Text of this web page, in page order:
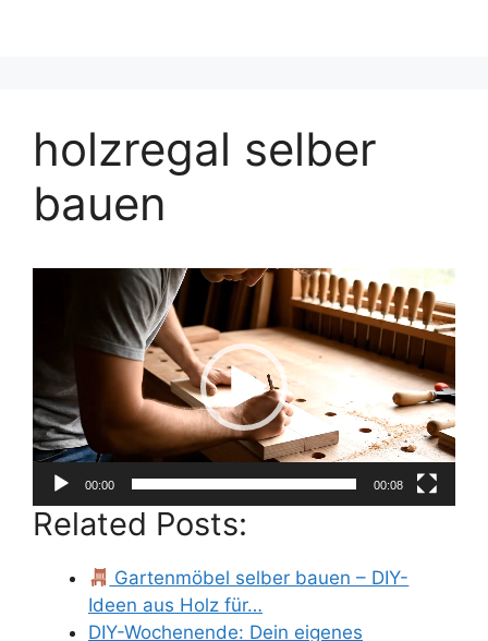
holzregal selber
bauen
00:00 00:08
Related Posts:
Gartenmöbel selber bauen – DIY-
Ideen aus Holz für…
DIY-Wochenende: Dein eigenes